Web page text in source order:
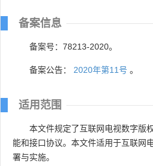
备案信息
备案号：78213-2020。
备案公告： 2020年第11号 。
适用范围
本文件规定了互联网电视数字版
能和接口协议。本文件适用于互联网
署与实施。